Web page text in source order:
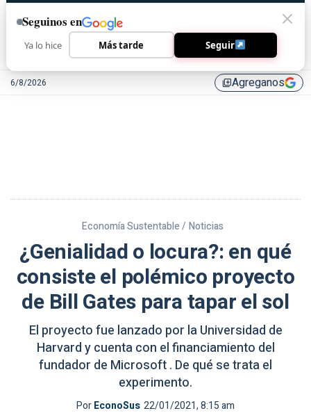
6/8/2026 library_addAgreganos
Economía Sustentable / Noticias
¿Genialidad o locura?: en qué
consiste el polémico proyecto
de Bill Gates para tapar el sol
El proyecto fue lanzado por la Universidad de
Harvard y cuenta con el financiamiento del
fundador de Microsoft . De qué se trata el
experimento.
PorEconoSus 22/01/2021, 8:15 am
Seguinos en
Ya lo hice Más tarde Seguir